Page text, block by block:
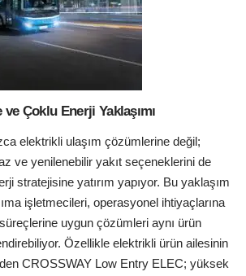
Çoklu Enerji Yaklaşımı
elektrikli ulaşım çözümlerine değil;
ve yenilenebilir yakıt seçeneklerini de
stratejisine yatırım yapıyor. Bu yaklaşım
işletmecileri, operasyonel ihtiyaçlarına
uygun çözümleri aynı ürün
Özellikle elektrikli ürün ailesinin
CROSSWAY Low Entry ELEC; yüksek